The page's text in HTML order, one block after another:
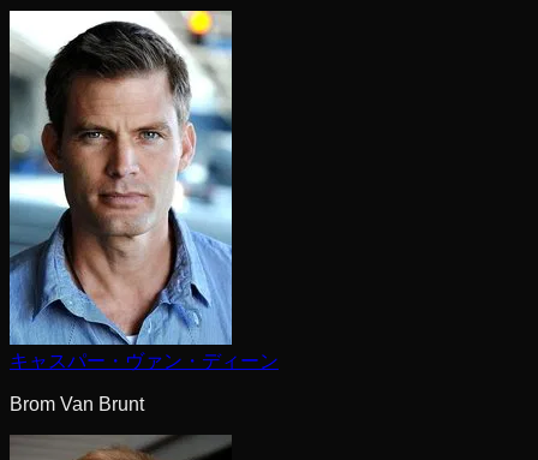
キャスパー・ヴァン・ディーン
Brom Van Brunt